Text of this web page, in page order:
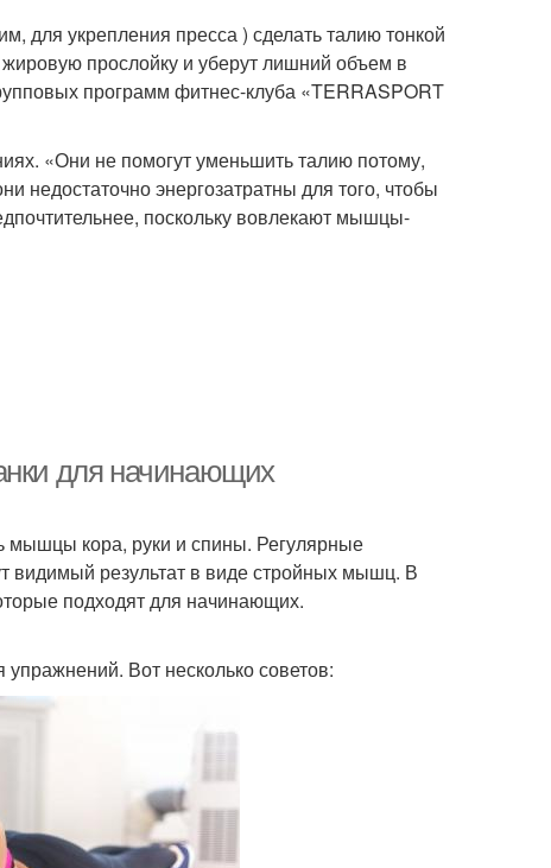
для укрепления пресса ) сделать талию тонкой
прослойку и уберут лишний объем в
программ фитнес-клуба «TERRASPORT
«Они не помогут уменьшить талию потому,
недостаточно энергозатратны для того, чтобы
поскольку вовлекают мышцы-
для начинающих
мышцы кора, руки и спины. Регулярные
видимый результат в виде стройных мышц. В
подходят для начинающих.
Вот несколько советов: